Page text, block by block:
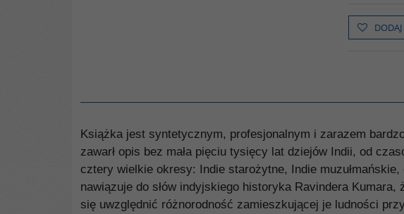
Książka jest syntetycznym, profesjonalnym i zarazem
zawarł opis bez mała pięciu tysięcy lat dziejów Indii, od
cztery wielkie okresy: Indie starożytne, Indie
nawiązuje do słów indyjskiego historyka Ravindera
się uwzględnić różnorodność zamieszkującej je ludności